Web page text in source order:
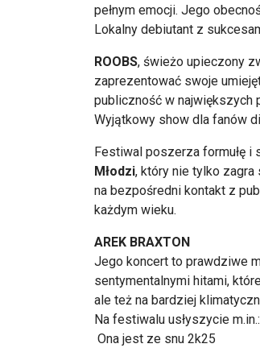
pełnym emocji. Jego
Lokalny debiutant z
ROOBS, świeżo upieczony
zaprezentować swoje
publiczność w największych
Wyjątkowy show dla fanów
Festiwal poszerza formułę i
Młodzi, który nie tylko
na bezpośredni kontakt z
każdym wieku.
AREK BRAXTON
Jego koncert to prawdziwe
sentymentalnymi hitami,
ale też na bardziej
Na festiwalu usłyszycie m.in.:
Ona jest ze snu 2k25